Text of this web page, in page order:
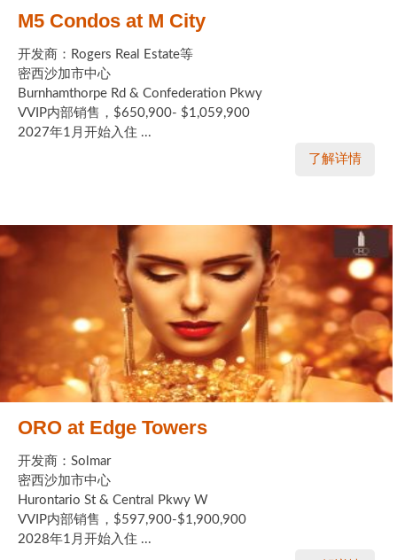
M5 Condos at M City
开发商：Rogers Real Estate等
密西沙加市中心
Burnhamthorpe Rd & Confederation Pkwy
VVIP内部销售，$650,900- $1,059,900
2027年1月开始入住 ...
了解详情
ORO at Edge Towers
开发商：Solmar
密西沙加市中心
Hurontario St & Central Pkwy W
VVIP内部销售，$597,900-$1,900,900
2028年1月开始入住 ...